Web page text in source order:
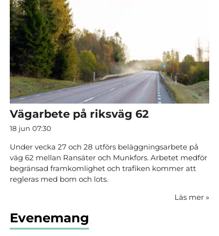
Vägarbete på riksväg 62
18 jun 07:30
Under vecka 27 och 28 utförs beläggningsarbete på
väg 62 mellan Ransäter och Munkfors. Arbetet medför
begränsad framkomlighet och trafiken kommer att
regleras med bom och lots.
Läs mer »
Evenemang